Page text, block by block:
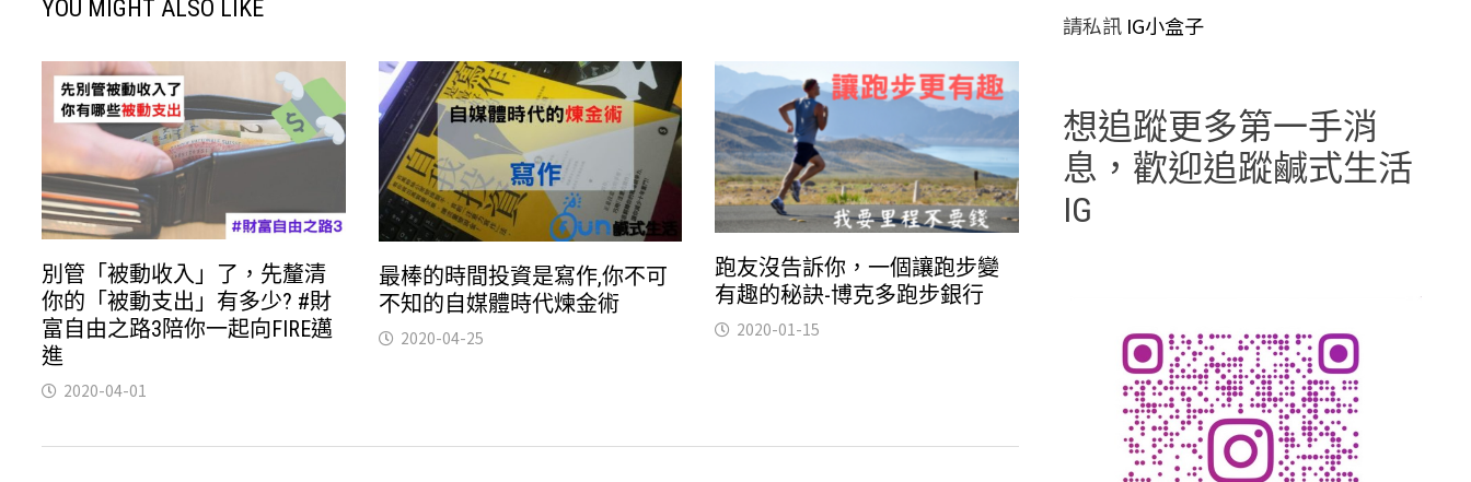
YOU MIGHT ALSO LIKE
別管「被動收入」了，先釐清
你的「被動支出」有多少? #財
富自由之路3陪你一起向FIRE邁
進
2020-04-01
最棒的時間投資是寫作,你不可
不知的自媒體時代煉金術
2020-04-25
跑友沒告訴你，一個讓跑步變
有趣的秘訣-博克多跑步銀行
2020-01-15
請私訊IG小盒子
想追蹤更多第一手消
息，歡迎追蹤鹹式生活
IG